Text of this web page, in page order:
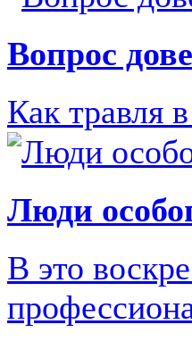
Вопрос
Как травля
Люди
В это